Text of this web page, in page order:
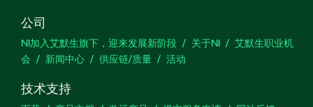
公司
NI加入艾默生旗下，迎来发展新阶段 关于NI
艾默生职业机
会
新闻中心 供应链/质量 活动
技术支持